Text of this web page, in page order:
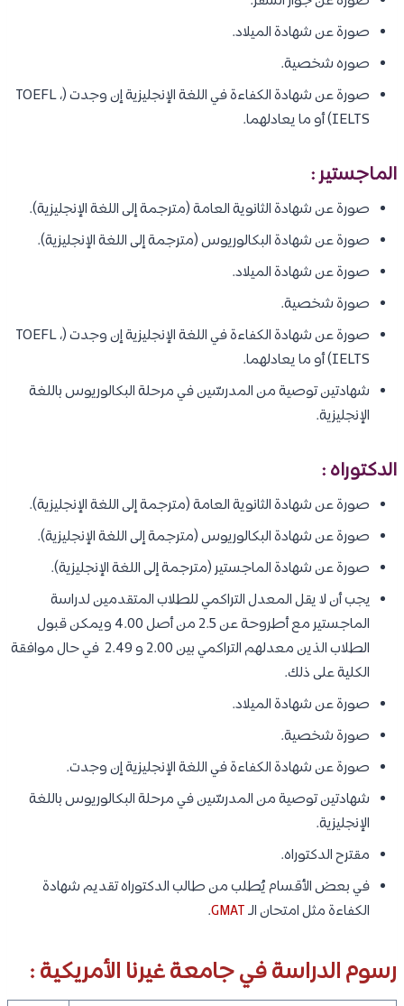
صورة عن شهادة الميلاد.
صوره شخصية.
صورة عن شهادة الكفاءة في اللغة الإنجليزية إن وجدت (TOEFL ،
IELTS) أو ما يعادلهما.
الماجستير :
صورة عن شهادة الثانوية العامة (مترجمة إلى اللغة الإنجليزية).
صورة عن شهادة البكالوريوس (مترجمة إلى اللغة الإنجليزية).
صورة عن شهادة الميلاد.
صورة شخصية.
صورة عن شهادة الكفاءة في اللغة الإنجليزية إن وجدت (TOEFL ،
IELTS) أو ما يعادلهما.
شهادتين توصية من المدرسّين في مرحلة البكالوريوس باللغة
الإنجليزية.
الدكتوراه :
صورة عن شهادة الثانوية العامة (مترجمة إلى اللغة الإنجليزية).
صورة عن شهادة البكالوريوس (مترجمة إلى اللغة الإنجليزية).
صورة عن شهادة الماجستير (مترجمة إلى اللغة الإنجليزية).
يجب أن لا يقل المعدل التراكمي للطلاب المتقدمين لدراسة
الماجستير مع أطروحة عن 2.5 من أصل 4.00 ويمكن قبول
الطلاب الذين معدلهم التراكمي بين 2.00 و 2.49 في حال موافقة
الكلية على ذلك.
صورة عن شهادة الميلاد.
صورة شخصية.
صورة عن شهادة الكفاءة في اللغة الإنجليزية إن وجدت.
شهادتين توصية من المدرسّين في مرحلة البكالوريوس باللغة
الإنجليزية.
مقترح الدكتوراه.
في بعض الأقسام يُطلب من طالب الدكتوراه تقديم شهادة
الكفاءة مثل امتحان الـGMAT
.
رسوم الدراسة في جامعة غيرنا الأمريكية :